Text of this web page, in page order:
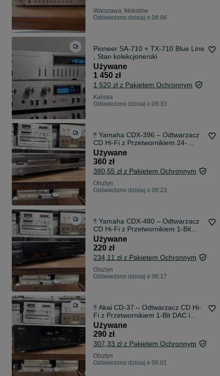
Warszawa, Mokotów
Odświeżono dzisiaj o 06:06
Pioneer SA-710 + TX-710 Blue Line
, Stan kolekcjonerski
Używane
1 450 zł
1 520 zł z Pakietem Ochronnym
Kaliska
Odświeżono dzisiaj o 06:33
‼️ Yamaha CDX-396 – Odtwarzacz
CD Hi-Fi z Przetwornikiem 24-
bitowym i Wyjściem Cyfrowym |
Audio Room
Używane
360 zł
380,55 zł z Pakietem Ochronnym
Olsztyn
Odświeżono dzisiaj o 06:23
‼️ Yamaha CDX-480 – Odtwarzacz
CD Hi-Fi z Przetwornikiem 1-Bit
DAC | Audio Room
Używane
220 zł
234,11 zł z Pakietem Ochronnym
Olsztyn
Odświeżono dzisiaj o 06:17
‼️ Akai CD-37 – Odtwarzacz CD Hi-
Fi z Przetwornikiem 1-Bit DAC i
Wyjściem Cyfrowym | Audio Room
Używane
290 zł
307,33 zł z Pakietem Ochronnym
Olsztyn
Odświeżono dzisiaj o 06:01